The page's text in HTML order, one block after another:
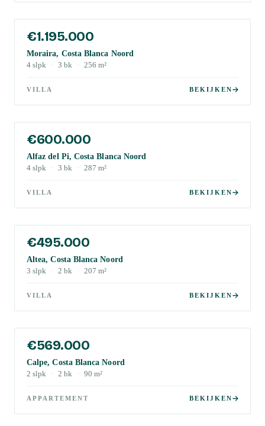
€1.195.000
Moraira, Costa Blanca Noord
4 slpk · 3 bk · 256 m²
VILLA BEKIJKEN
€600.000
Alfaz del Pi, Costa Blanca Noord
4 slpk · 3 bk · 287 m²
VILLA BEKIJKEN
€495.000
Altea, Costa Blanca Noord
3 slpk · 2 bk · 207 m²
VILLA BEKIJKEN
€569.000
Calpe, Costa Blanca Noord
2 slpk · 2 bk · 90 m²
APPARTEMENT BEKIJKEN